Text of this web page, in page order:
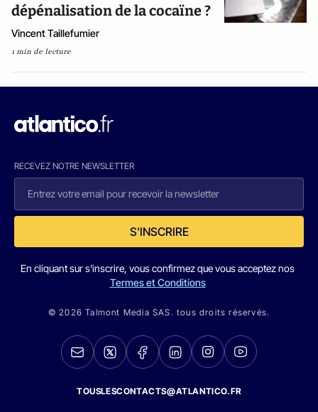
dépénalisation de la cocaïne ?
Vincent Taillefumier
1 min de lecture
RECEVEZ NOTRE NEWSLETTER
S'INSCRIRE
En cliquant sur s'inscrire, vous confirmez que vous acceptez nos
Termes et Conditions
© 2026 Talmont Media SAS. tous droits réservés.
TOUSLESCONTACTS@ATLANTICO.FR